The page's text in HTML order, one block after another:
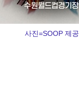
사진=SOOP 제공